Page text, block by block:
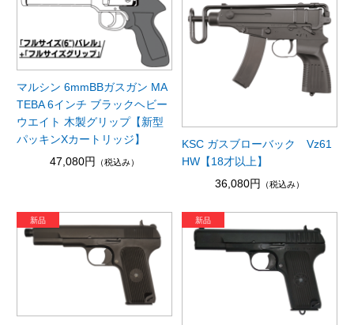
マルシン 6mmBBガスガン MA
TEBA 6インチ ブラックヘビー
ウエイト 木製グリップ【新型
パッキンXカートリッジ】
47,080円
（税込み）
KSC ガスブローバック Vz61
HW【18才以上】
36,080円
（税込み）